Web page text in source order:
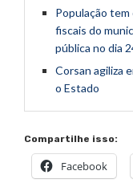
População
fiscais do
pública no dia
Corsan agiliza
o Estado
Compartilhe isso:
Facebook